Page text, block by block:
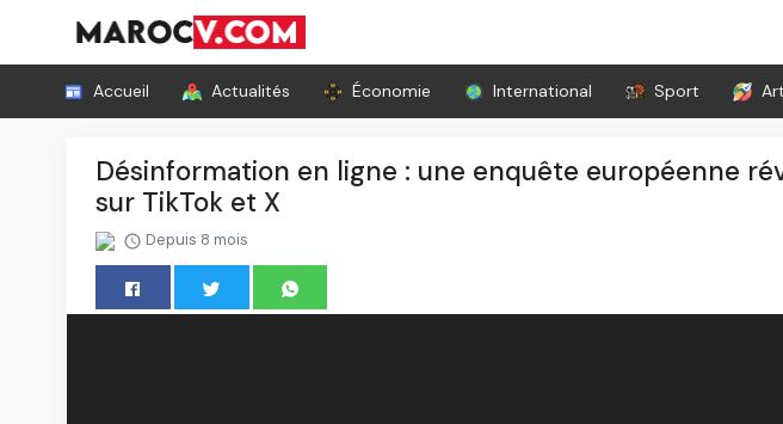
Accueil Actualités Économie International Sport
Désinformation en ligne : une enquête européenne
sur TikTok et X
Depuis 8 mois